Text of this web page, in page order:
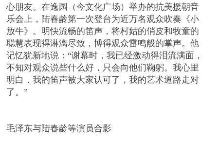
心朋友。在逸园（今文化广场）举办的抗美援朝音
乐会上，陆春龄第一次登台为近万名观众吹奏《小
放牛》。明快流畅的笛声，将村姑的俏皮和牧童的
聪慧表现得淋漓尽致，博得观众雷鸣般的掌声。他
记忆犹新地说：“谢幕时，我已经激动得泪流满面，
不知对观众说些什么好，只会向他们鞠躬。我心里
明白，我的笛声被大家认可了，我的艺术道路走对
了。”
毛泽东与陆春龄等演员合影